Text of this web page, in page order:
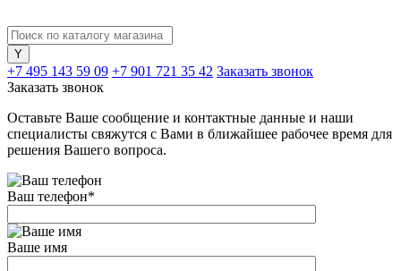
+7 495 143 59 09 +7 901 721 35 42 Заказать звонок
Заказать звонок
Оставьте Ваше сообщение и контактные данные и наши
специалисты свяжутся с Вами в ближайшее рабочее время для
решения Вашего вопроса.
Ваш телефон*
Ваше имя